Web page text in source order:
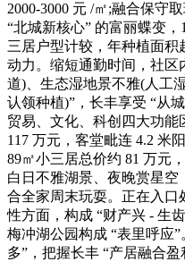
2000-3000 元 /㎡;融合保守
“北城新核心” 的富丽蝶变，
三居户型计较，年种植面积
动力。缩短通勤时间，社区
道)、生态湿地景不雅(人工
认领种植)”，长丰享受 “从
贸易、文化、科创四大功
117 万元，客堂毗连 4.2 米
89㎡小三居总价约 81 万元
白日不雅湖景、夜晚赏星
合全家周末玩耍。正在入
性方面，构成 “财产兴 - 生
梅冲湖公园构成 “表里呼应
多”，把握长丰 “产居融合